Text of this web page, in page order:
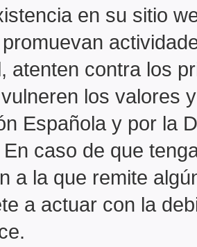
en su sitio
atenten contra los
los valores
Española y por la
caso de que
a la que remite
a actuar con la